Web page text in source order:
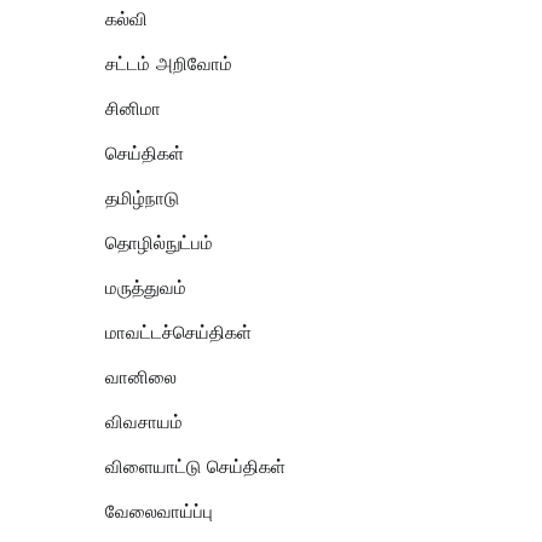
கல்வி
சட்டம் அறிவோம்
சினிமா
செய்திகள்
தமிழ்நாடு
தொழில்நுட்பம்
மருத்துவம்
மாவட்டச்செய்திகள்
வானிலை
விவசாயம்
விளையாட்டு செய்திகள்
வேலைவாய்ப்பு